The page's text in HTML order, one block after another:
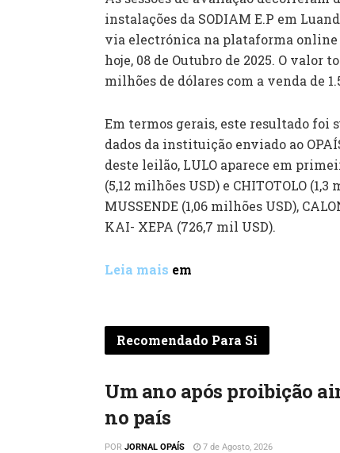
instalações da SODIAM E.P em
via electrónica na plataforma online
hoje, 08 de Outubro de 2025. O
milhões de dólares com a venda de
Em termos gerais, este resultado foi
dados da instituição enviado ao
deste leilão, LULO aparece em
(5,12 milhões USD) e CHITOTOLO
MUSSENDE (1,06 milhões USD),
KAI- XEPA (726,7 mil USD).
Leia mais em
Recomendado Para Si
Um ano após proibição
no país
POR JORNAL OPAÍS 7 de Agosto, 2026